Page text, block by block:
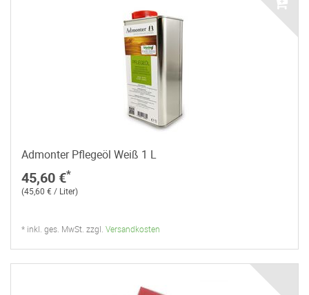
Admonter Pflegeöl Weiß 1 L
45,60 €*
(45,60 € / Liter)
* inkl. ges. MwSt. zzgl. Versandkosten